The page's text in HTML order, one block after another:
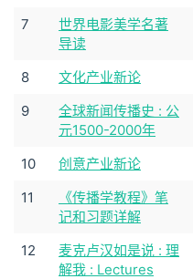
7
世界电影美学名著
导读
8 文化产业新论
9
全球新闻传播史 : 公
元1500-2000年
10 创意产业新论
11
《传播学教程》笔
记和习题详解
12
麦克卢汉如是说 : 理
解我 : Lectures